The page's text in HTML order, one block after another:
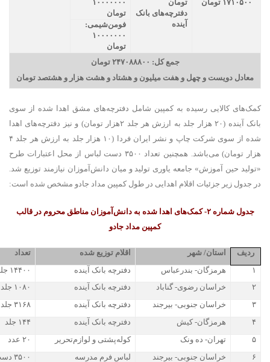
۱۷۱۰۵۰۰ تومان
تومان
دفترچه‌های بانک
آینده
۱۰۰۰۰۰۰۰
تومان
فومن‌شیمی:
۱۰۰۰۰۰۰۰
تومان
جمع کل: ۲۴۷۰۸۸۸۰۰ تومان
معادل دویست و چهل و هفت میلیون و هشتاد و هشت هزار و هشتصد تومان
کمک‌های کالایی رسیده به کمپین شامل دفترچه‌های مشق اهدا شده از سوی
بانک آینده (۲۰ هزار جلد به ارزش هر جلد ۲هزار تومان) و نیز دفترچه‌های اهدا
شده از سوی شرکت چاپ و نشر ایران فردا (۱۰ هزار جلد به ارزش هر جلد ۴
هزار تومان) می‌باشد. همچنین تعداد ۳۵۰۰ دست لباس از محل اعتبارات طرح
«تولید حین آموزش» جامعه یاوری تولید و میان دانش‌آموزان نیازمند توزیع شد.
در جدول زیر جزئیات اقلام اهدایی در طول کمپین مداد جادو مشخص شده است:
جدول شماره ۲- کمک‌های اهدا شده به دانش‌آموزان مناطق محروم در قالب
کمپین مداد جادو
ردیف استان/ شهر اقلام توزیع شده
تعداد
۱
هرمزگان- بندرعباس دفترچه بانک آینده
۱۴۴۰۰ جلد
۲
خراسان رضوی- گناباد دفترچه بانک آینده
۱۰۸۰ جلد
۳
خراسان جنوبی- بیرجند دفترچه بانک آینده
۳۱۶۸ جلد
۴
هرمزگان- کیش دفترچه بانک آینده
۱۴۴ جلد
۵
تهران- ده ونک کوله‌پشتی و لوازم‌تحریر
۲۰ عدد
۶
خراسان جنوبی- بیرجند لباس فرم مدرسه
۳۵۰۰ دست